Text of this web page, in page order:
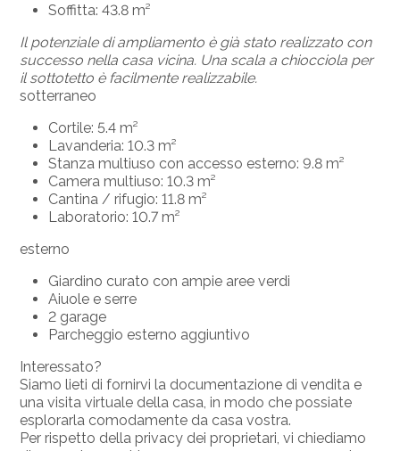
Soffitta: 43.8 m²
Il potenziale di ampliamento è già stato realizzato con
successo nella casa vicina. Una scala a chiocciola per
il sottotetto è facilmente realizzabile.
sotterraneo
Cortile: 5.4 m²
Lavanderia: 10.3 m²
Stanza multiuso con accesso esterno: 9.8 m²
Camera multiuso: 10.3 m²
Cantina / rifugio: 11.8 m²
Laboratorio: 10.7 m²
esterno
Giardino curato con ampie aree verdi
Aiuole e serre
2 garage
Parcheggio esterno aggiuntivo
Interessato?
Siamo lieti di fornirvi la documentazione di vendita e
una visita virtuale della casa, in modo che possiate
esplorarla comodamente da casa vostra.
Per rispetto della privacy dei proprietari, vi chiediamo